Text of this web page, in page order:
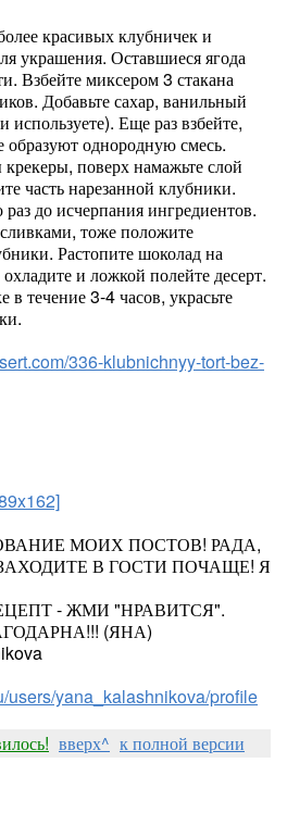
красивых клубничек и
украшения. Оставшиеся ягода
Взбейте миксером 3 стакана
Добавьте сахар, ванильный
используете). Еще раз взбейте,
образуют однородную смесь.
поверх намажьте слой
часть нарезанной клубники.
до исчерпания ингредиентов.
тоже положите
Растопите шоколад на
и ложкой полейте десерт.
в течение 3-4 часов, украсьте
336-klubnichnyy-tort-bez-
МОИХ ПОСТОВ! РАДА,
В ГОСТИ ПОЧАЩЕ! Я
- ЖМИ "НРАВИТСЯ".
(ЯНА)
users/yana_kalashnikova/profile
вверх^ к полной версии